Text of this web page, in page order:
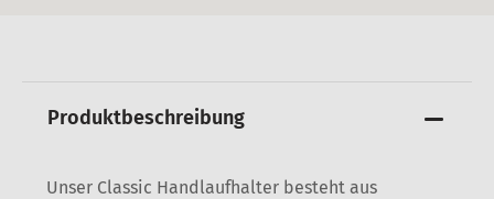
Produktbeschreibung
Unser Classic Handlaufhalter besteht aus